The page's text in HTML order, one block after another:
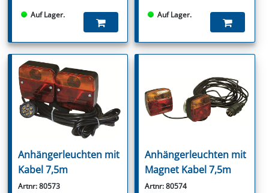
Auf Lager. Auf Lager.
Anhängerleuchten mit
Kabel 7,5m
Artnr: 80573
Anhängerleuchten mit
Magnet Kabel 7,5m
Artnr: 80574